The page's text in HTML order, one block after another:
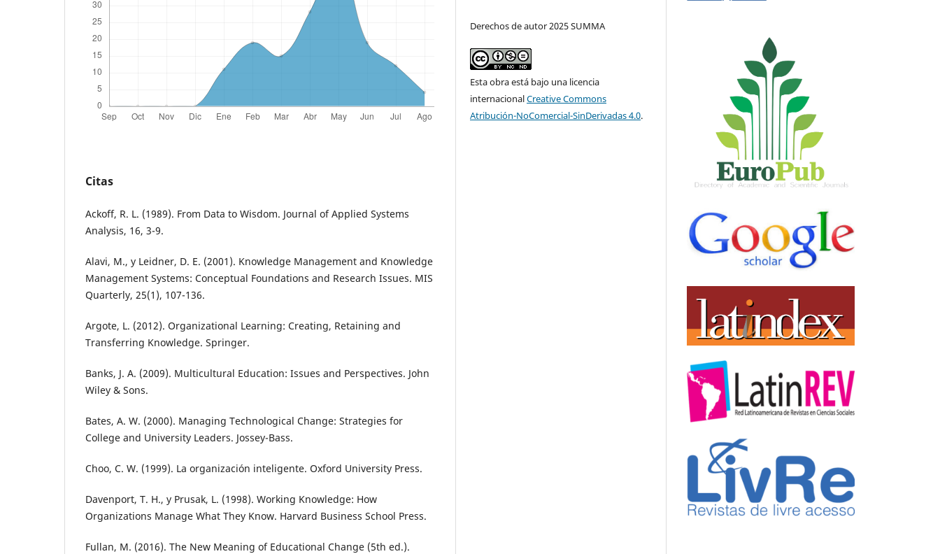
Citas
Ackoff, R. L. (1989). From Data to Wisdom. Journal of Applied Systems
Analysis, 16, 3-9.
Alavi, M., y Leidner, D. E. (2001). Knowledge Management and Knowledge
Management Systems: Conceptual Foundations and Research Issues. MIS
Quarterly, 25(1), 107-136.
Argote, L. (2012). Organizational Learning: Creating, Retaining and
Transferring Knowledge. Springer.
Banks, J. A. (2009). Multicultural Education: Issues and Perspectives. John
Wiley & Sons.
Bates, A. W. (2000). Managing Technological Change: Strategies for
College and University Leaders. Jossey-Bass.
Choo, C. W. (1999). La organización inteligente. Oxford University Press.
Davenport, T. H., y Prusak, L. (1998). Working Knowledge: How
Organizations Manage What They Know. Harvard Business School Press.
Fullan, M. (2016). The New Meaning of Educational Change (5th ed.).
Derechos de autor 2025 SUMMA
Esta obra está bajo una licencia
internacionalCreative Commons
Atribución-NoComercial-SinDerivadas 4.0.